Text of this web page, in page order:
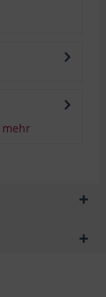
mehr